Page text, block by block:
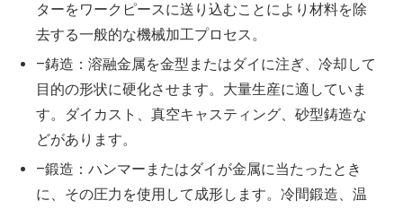
ターをワークピースに送り込むことにより材料を除
去する一般的な機械加工プロセス。
–鋳造：溶融金属を金型またはダイに注ぎ、冷却して
目的の形状に硬化させます。大量生産に適していま
す。ダイカスト、真空キャスティング、砂型鋳造な
どがあります。
–鍛造：ハンマーまたはダイが金属に当たったとき
に、その圧力を使用して成形します。冷間鍛造、温